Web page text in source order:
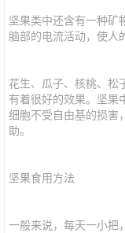
坚果类中还含有一种矿
脑部的电流活动，使人
花生、瓜子、核桃、松
有着很好的效果。坚果
细胞不受自由基的损害
助。
坚果食用方法
一般来说，每天一小把